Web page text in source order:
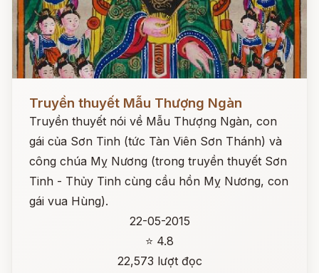
Đọc ngay
Truyền thuyết Mẫu Thượng Ngàn
Truyền thuyết nói về Mẫu Thượng Ngàn, con
gái của Sơn Tinh (tức Tàn Viên Sơn Thánh) và
công chúa Mỵ Nương (trong truyền thuyết Sơn
Tinh - Thủy Tinh cùng cầu hồn Mỵ Nương, con
gái vua Hùng).
22-05-2015
⭐ 4.8
22,573 lượt đọc